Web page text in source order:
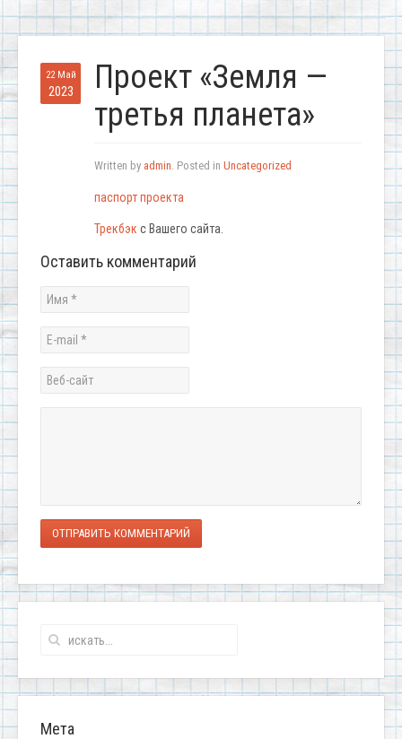
22 Май
2023
Проект «Земля —
третья планета»
Written by admin. Posted in Uncategorized
паспорт проекта
Трекбэк с Вашего сайта.
Оставить комментарий
ОТПРАВИТЬ КОММЕНТАРИЙ
Мета